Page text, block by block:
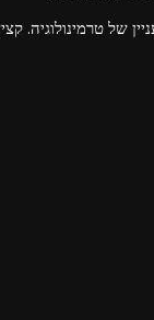
של טרמינולוגיה.